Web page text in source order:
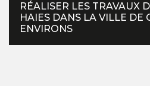
RÉALISER LES TRAVAUX
HAIES DANS LA VILLE DE
ENVIRONS